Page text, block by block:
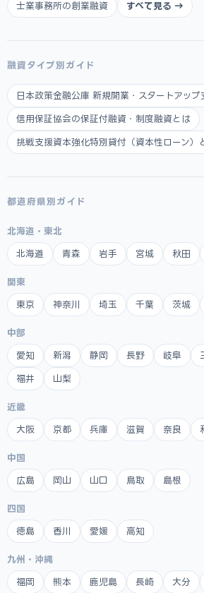
士業事務所の創業融資 すべて見る →
融資タイプ別ガイド
日本政策金融公庫 新規開業・スタートアップ
信用保証協会の保証付融資・制度融資とは
挑戦支援資本強化特別貸付（資本性ローン）
都道府県別ガイド
北海道・東北
北海道 青森 岩手 宮城 秋田
関東
東京 神奈川 埼玉 千葉 茨城
中部
愛知 新潟 静岡 長野 岐阜
福井 山梨
近畿
大阪 京都 兵庫 滋賀 奈良
中国
広島 岡山 山口 鳥取 島根
四国
徳島 香川 愛媛 高知
九州・沖縄
福岡 熊本 鹿児島 長崎 大分